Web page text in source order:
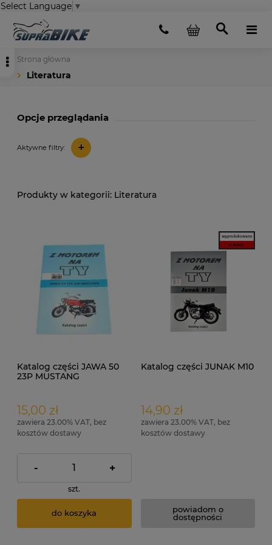
Select Language ▼
Strona główna
Literatura
Opcje przeglądania
Aktywne filtry: +
Literatura
Katalog części JAWA 50
23P MUSTANG
15,00 zł
zawiera 23.00% VAT, bez
kosztów dostawy
- +
szt.
do koszyka
Katalog części JUNAK M10
14,90 zł
zawiera 23.00% VAT, bez
kosztów dostawy
powiadom o
dostępności